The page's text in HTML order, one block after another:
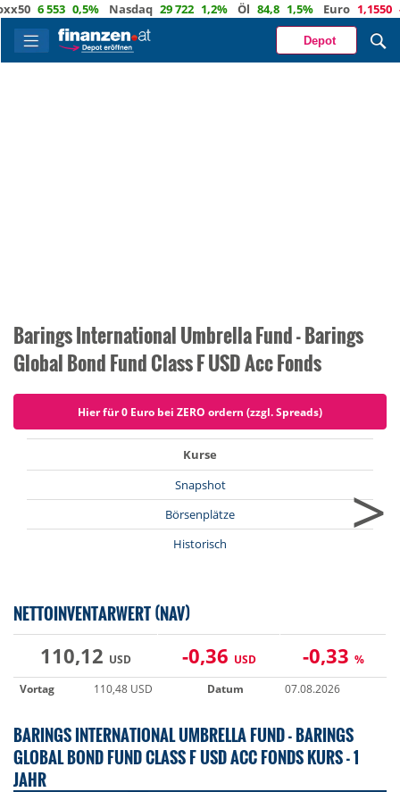
6 553 0,5% Nasdaq 29 722 1,2% Öl 84,8 1,5% Euro 1,1550 -
Depot
Barings International Umbrella Fund - Barings
Global Bond Fund Class F USD Acc Fonds
Hier für 0 Euro bei ZERO ordern (zzgl. Spreads)
Kurse
Snapshot
Börsenplätze
Historisch
>
NETTOINVENTARWERT (NAV)
110,12 USD -0,36 USD -0,33 %
Vortag
110,48 USD Datum 07.08.2026
BARINGS INTERNATIONAL UMBRELLA FUND - BARINGS
GLOBAL BOND FUND CLASS F USD ACC FONDS KURS - 1
JAHR